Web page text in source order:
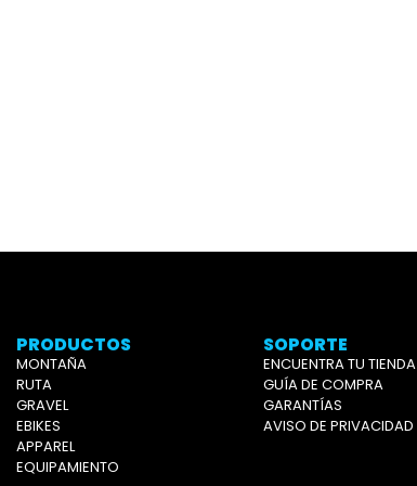
PRODUCTOS
MONTAÑA
RUTA
GRAVEL
EBIKES
APPAREL
EQUIPAMIENTO
SOPORTE
ENCUENTRA TU TIENDA
GUÍA DE COMPRA
GARANTÍAS
AVISO DE PRIVACIDAD